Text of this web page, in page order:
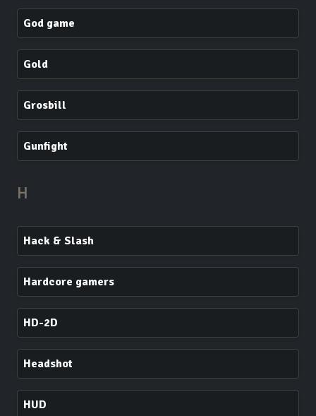
God game
Gold
Grosbill
Gunfight
H
Hack & Slash
Hardcore gamers
HD-2D
Headshot
HUD